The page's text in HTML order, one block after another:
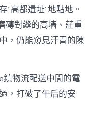
“高都遺址”地點地。
磚對縫的高墻、莊重
，仍能窺見汗青的陳
物流配送中間的電
，打破了午后的安